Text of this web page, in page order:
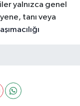
yalnızca genel
tanı veya